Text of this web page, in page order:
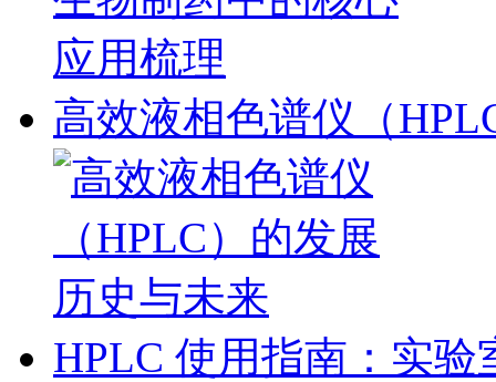
高效液相色谱仪（
HPLC 使用指南：实